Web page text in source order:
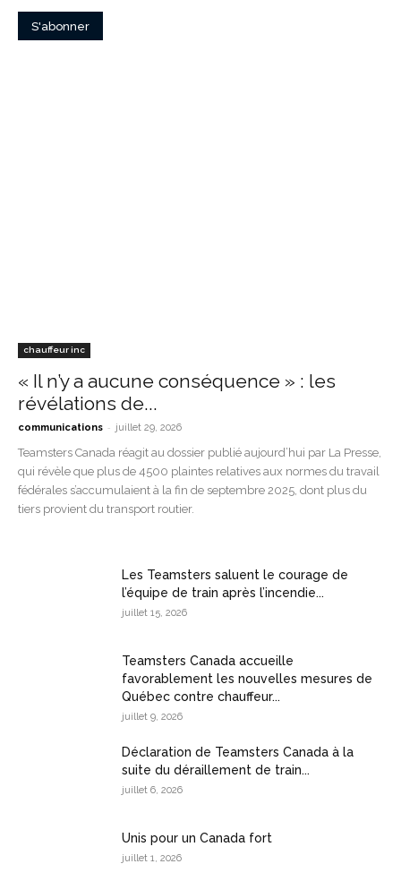
chauffeur inc
« Il n’y a aucune conséquence » : les
révélations de...
communications - juillet 29, 2026
Teamsters Canada réagit au dossier publié aujourd’hui par La Presse,
qui révèle que plus de 4500 plaintes relatives aux normes du travail
fédérales s’accumulaient à la fin de septembre 2025, dont plus du
tiers provient du transport routier.
Les Teamsters saluent le courage de
l’équipe de train après l’incendie...
juillet 15, 2026
Teamsters Canada accueille
favorablement les nouvelles mesures de
Québec contre chauffeur...
juillet 9, 2026
Déclaration de Teamsters Canada à la
suite du déraillement de train...
juillet 6, 2026
Unis pour un Canada fort
juillet 1, 2026